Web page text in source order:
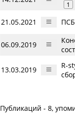
1
21.05.2021
06.09.2019
13.03.2019
R-
Публикаций - 8,